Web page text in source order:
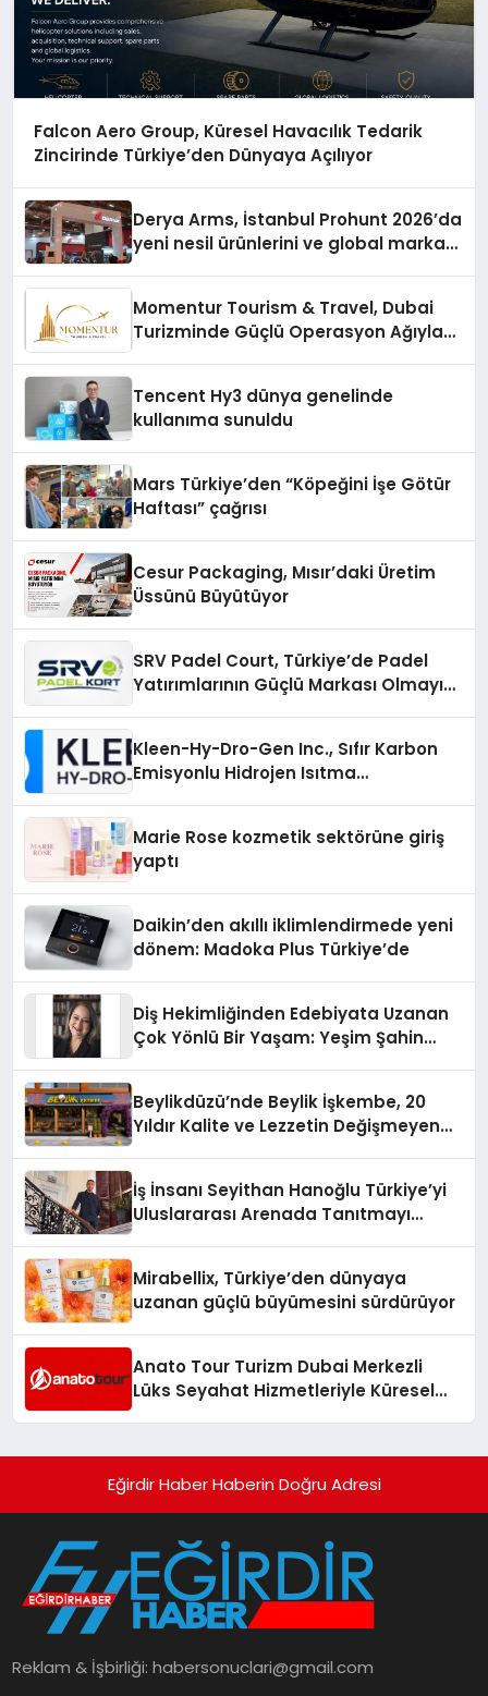
Falcon Aero Group, Küresel Havacılık Tedarik
Zincirinde Türkiye’den Dünyaya Açılıyor
Derya Arms, İstanbul Prohunt 2026’da
yeni nesil ürünlerini ve global marka
Momentur Tourism & Travel, Dubai
Turizminde Güçlü Operasyon Ağıyla
Tencent Hy3 dünya genelinde
kullanıma sunuldu
Mars Türkiye’den “Köpeğini İşe Götür
Haftası” çağrısı
Cesur Packaging, Mısır’daki Üretim
Üssünü Büyütüyor
SRV Padel Court, Türkiye’de Padel
Yatırımlarının Güçlü Markası Olmayı
Kleen-Hy-Dro-Gen Inc., Sıfır Karbon
Emisyonlu Hidrojen Isıtma
Marie Rose kozmetik sektörüne giriş
yaptı
Daikin’den akıllı iklimlendirmede yeni
dönem: Madoka Plus Türkiye’de
Diş Hekimliğinden Edebiyata Uzanan
Çok Yönlü Bir Yaşam: Yeşim Şahin
Beylikdüzü’nde Beylik İşkembe, 20
Yıldır Kalite ve Lezzetin Değişmeyen
İş İnsanı Seyithan Hanoğlu Türkiye’yi
Uluslararası Arenada Tanıtmayı
Mirabellix, Türkiye’den dünyaya
uzanan güçlü büyümesini sürdürüyor
Anato Tour Turizm Dubai Merkezli
Lüks Seyahat Hizmetleriyle Küresel
Eğirdir Haber Haberin Doğru Adresi
Reklam & İşbirliği:habersonuclari@gmail.com